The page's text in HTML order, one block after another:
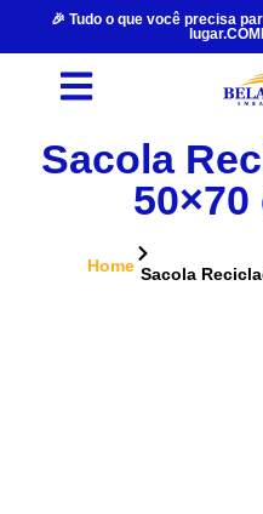
🎉 Tudo o que você precisa
Sacola
Home Sacola